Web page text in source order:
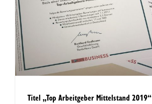
Titel „Top Arbeitgeber Mittelstand 2019“